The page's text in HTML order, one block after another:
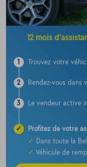
12 mois
1 Trouvez votre
2 Rendez-vous dans
3 Le vendeur active
✓
Profitez de votre
✓
Dans toute la
✓ Véhicule de